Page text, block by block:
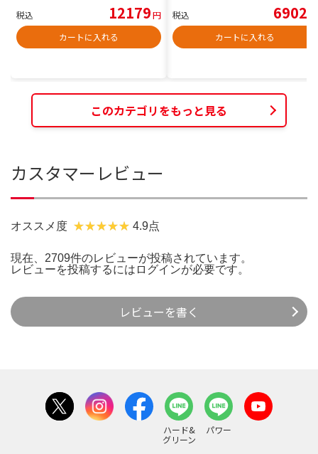
税込 12179円
カートに入れる
税込 6902
カートに入れる
このカテゴリをもっと見る
カスタマーレビュー
オススメ度 4.9点
現在、2709件のレビューが投稿されています。
レビューを投稿するには ログインが必要です。
レビューを書く
ハード&
グリーン
パワー